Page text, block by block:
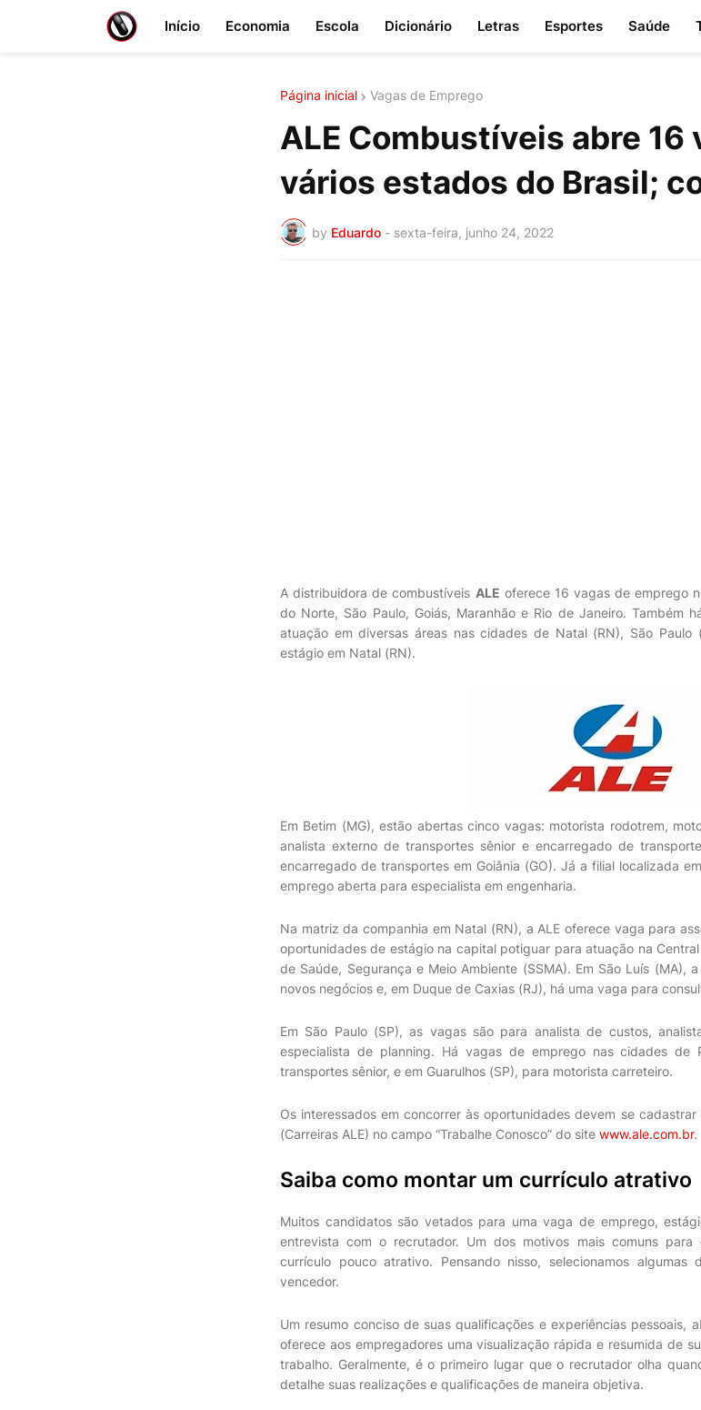
Início Economia Escola Dicionário Letras Esportes Saúde
Página inicial Vagas de Emprego
ALE Combustíveis abre 16
vários estados do Brasil;
by Eduardo - sexta-feira, junho 24, 2022
A distribuidora de combustíveis ALE oferece 16 vagas de emprego
do Norte, São Paulo, Goiás, Maranhão e Rio de Janeiro. Também
atuação em diversas áreas nas cidades de Natal (RN), São
estágio em Natal (RN).
Em Betim (MG), estão abertas cinco vagas: motorista rodotrem,
analista externo de transportes sênior e encarregado de
encarregado de transportes em Goiânia (GO). Já a filial localizada
emprego aberta para especialista em engenharia.
Na matriz da companhia em Natal (RN), a ALE oferece vaga para
oportunidades de estágio na capital potiguar para atuação na
de Saúde, Segurança e Meio Ambiente (SSMA). Em São Luís (MA),
novos negócios e, em Duque de Caxias (RJ), há uma vaga para
Em São Paulo (SP), as vagas são para analista de custos,
especialista de planning. Há vagas de emprego nas cidades de
transportes sênior, e em Guarulhos (SP), para motorista carreteiro.
Os interessados em concorrer às oportunidades devem se
(Carreiras ALE) no campo “Trabalhe Conosco” do site www.ale.com.br.
Saiba como montar um currículo atrativo
Muitos candidatos são vetados para uma vaga de emprego,
entrevista com o recrutador. Um dos motivos mais comuns para
currículo pouco atrativo. Pensando nisso, selecionamos
vencedor.
Um resumo conciso de suas qualificações e experiências pessoais,
oferece aos empregadores uma visualização rápida e resumida de
trabalho. Geralmente, é o primeiro lugar que o recrutador olha
detalhe suas realizações e qualificações de maneira objetiva.